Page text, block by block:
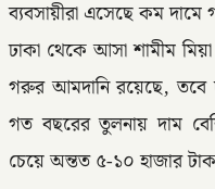
ব্যবসায়ীরা এসেছে কম
ঢাকা থেকে আসা শামীম
গরুর আমদানি রয়েছে, তবে
গত বছরের তুলনায় দাম
চেয়ে অন্তত ৫-১০ হাজার